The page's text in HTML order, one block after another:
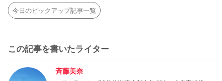
今日のピックアップ記事一覧
この記事を書いたライター
斉藤美奈